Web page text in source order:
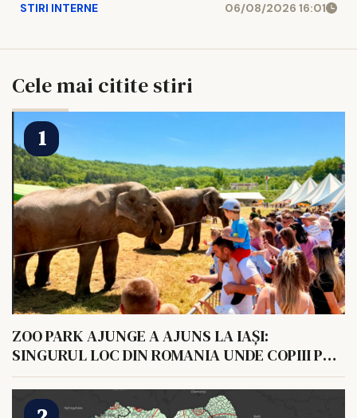
STIRI INTERNE 06/08/2026 16:01
Cele mai citite stiri
ZOO PARK AJUNGE A AJUNS LA IAȘI:
SINGURUL LOC DIN ROMANIA UNDE COPIII POT
HRANI UN ELEFANT